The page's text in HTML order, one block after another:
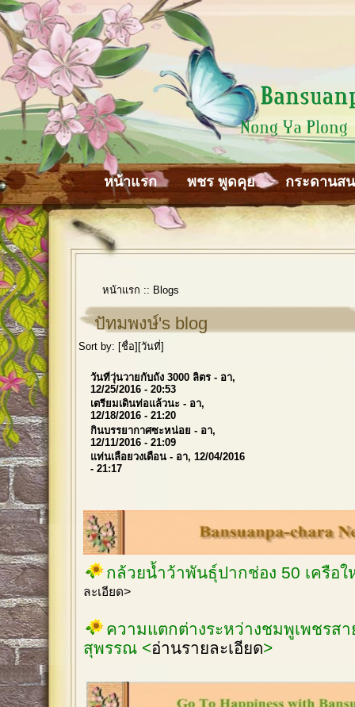
หน้าแรก พชร พูดคุย กระดานส
หน้าแรก :: Blogs
ปัทมพงษ์'s blog
Sort by: [ชื่อ][วันที่]
วันที่วุ่นวายกับถัง 3000 ลิตร - อา,
12/25/2016 - 20:53
เตรียมเดินท่อแล้วนะ - อา,
12/18/2016 - 21:20
กินบรรยากาศซะหน่อย - อา,
12/11/2016 - 21:09
แท่นเลื่อยวงเดือน - อา, 12/04/2016
- 21:17
กล้วยน้ำว้าพันธุ์ปากช่อง 50 เครือ
ละเอียด>
ความแตกต่างระหว่างชมพูเพชรส
สุพรรณ <อ่านรายละเอียด>